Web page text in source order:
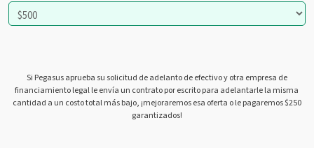
Si Pegasus aprueba su solicitud de adelanto de efectivo y otra empresa de
financiamiento legal le envía un contrato por escrito para adelantarle la misma
cantidad a un costo total más bajo, ¡mejoraremos esa oferta o le pagaremos $250
garantizados!